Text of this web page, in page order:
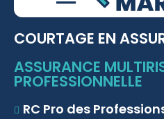
COURTAGE EN
ASSURANCE
PROFESSIONNELLE
RC Pro des